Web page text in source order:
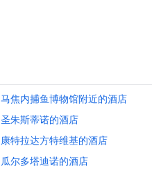
马焦内捕鱼博物馆附近的酒店
圣朱斯蒂诺的酒店
康特拉达方特维基的酒店
瓜尔多塔迪诺的酒店